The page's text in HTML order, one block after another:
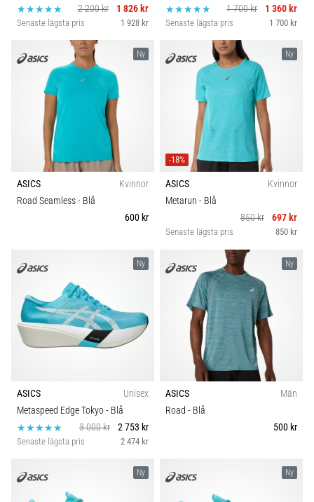
2 200 kr
1 826 kr
Senaste lägsta pris 1 928 kr
1 700 kr
1 360 kr
Senaste lägsta pris 1 700 kr
Ny
ASICS
Kvinnor
Road Seamless- Blå
600 kr
Ny
-18%
ASICS
Kvinnor
Metarun - Blå
850 kr
697 kr
Senaste lägsta pris 850 kr
Ny
ASICS
Unisex
Metaspeed Edge Tokyo- Blå
3 000 kr
2 753 kr
Senaste lägsta pris 2 474 kr
Ny
ASICS
Män
Road - Blå
500 kr
Ny Ny